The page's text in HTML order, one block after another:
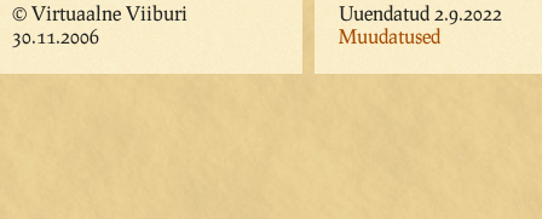
© Virtuaalne Viiburi
30.11.2006
Uuendatud 2.9.2022
Muudatused